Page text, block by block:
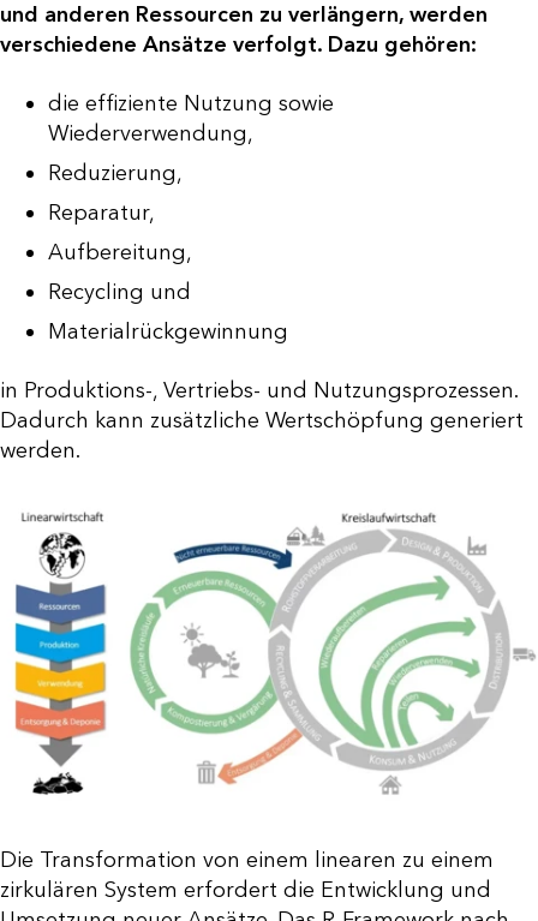
und anderen Ressourcen zu verlängern, werden
verschiedene Ansätze verfolgt. Dazu gehören:
die effiziente Nutzung sowie
Wiederverwendung,
Reduzierung,
Reparatur,
Aufbereitung,
Recycling und
Materialrückgewinnung
in Produktions-, Vertriebs- und Nutzungsprozessen.
Dadurch kann zusätzliche Wertschöpfung generiert
werden.
Die Transformation von einem linearen zu einem
zirkulären System erfordert die Entwicklung und